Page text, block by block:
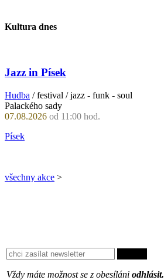
Kultura dnes
Jazz in Písek
Hudba / festival / jazz - funk - soul
Palackého sady
07.08.2026 od 11:00 hod.
Písek
všechny akce >
Vždy máte možnost se z obesíláni odhlásit.